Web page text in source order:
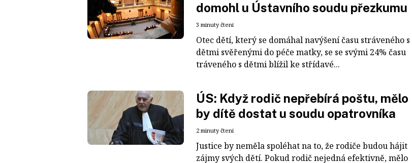
domohl u Ústavního soudu přezkumu
3 minuty čtení
Otec dětí, který se domáhal navýšení času stráveného s
dětmi svěřenými do péče matky, se se svými 24% času
tráveného s dětmi blížil ke střídavé...
ÚS: Když rodič nepřebírá poštu, mělo
by dítě dostat u soudu opatrovníka
2 minuty čtení
Justice by neměla spoléhat na to, že rodiče budou hájit
zájmy svých dětí. Pokud rodič nejedná efektivně, mělo